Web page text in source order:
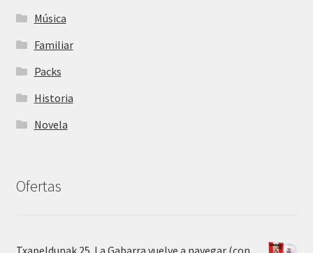
Música
Familiar
Packs
Historia
Novela
Ofertas